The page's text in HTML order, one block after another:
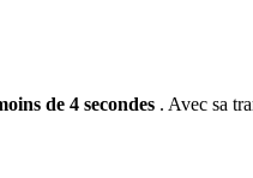
de 4 secondes . Avec sa